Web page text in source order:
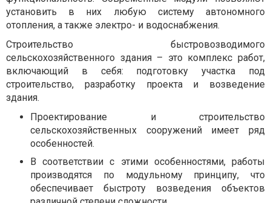
установить в них любую систему автономного
отопления, а также электро- и водоснабжения.
Строительство быстровозводимого
сельскохозяйственного здания – это комплекс работ,
включающий в себя: подготовку участка под
строительство, разработку проекта и возведение
здания.
Проектирование и строительство
сельскохозяйственных сооружений имеет ряд
особенностей.
В соответствии с этими особенностями, работы
производятся по модульному принципу, что
обеспечивает быстроту возведения объектов